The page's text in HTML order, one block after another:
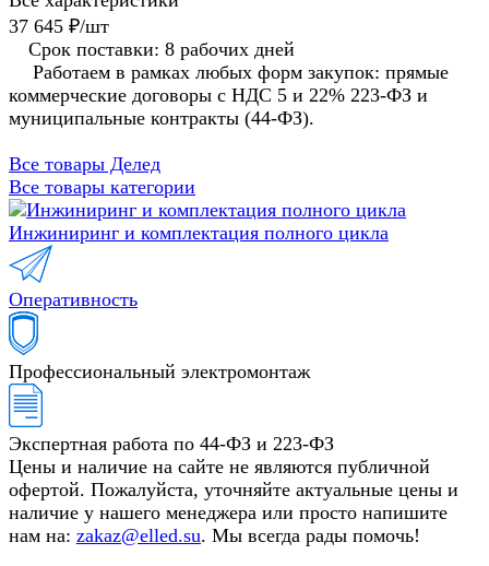
37 645 ₽/шт
Срок поставки: 8 рабочих дней
Работаем в рамках любых форм закупок: прямые
коммерческие договоры с НДС 5 и 22% 223-ФЗ и
муниципальные контракты (44-ФЗ).
Все товары Делед
Все товары категории
Инжиниринг и комплектация полного цикла
Оперативность
Профессиональный электромонтаж
Экспертная работа по 44-ФЗ и 223-ФЗ
Цены и наличие на сайте не являются публичной
офертой. Пожалуйста, уточняйте актуальные цены и
наличие у нашего менеджера или просто напишите
нам на: zakaz@elled.su. Мы всегда рады помочь!